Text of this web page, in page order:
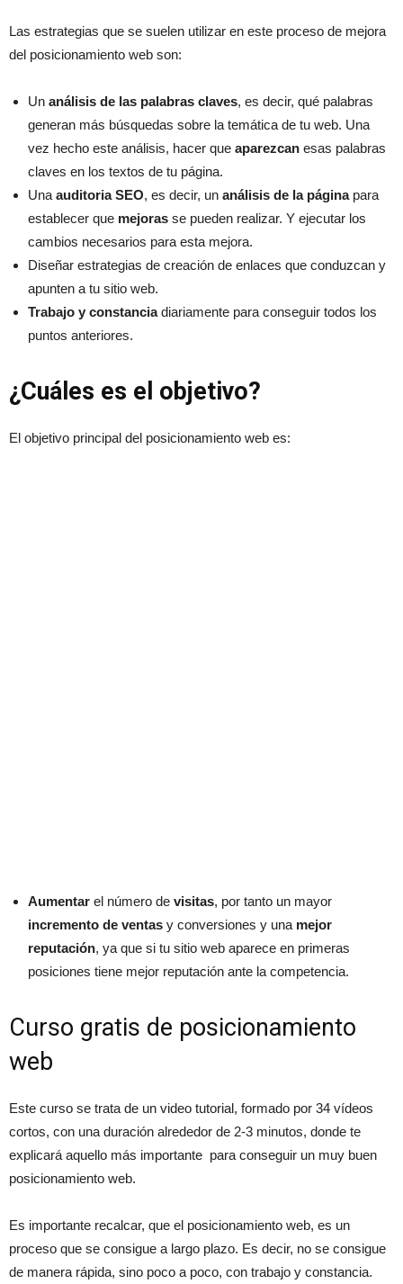
Las estrategias que se suelen utilizar en este proceso de mejora
del posicionamiento web son:
Un análisis de las palabras claves, es decir, qué palabras
generan más búsquedas sobre la temática de tu web. Una
vez hecho este análisis, hacer que aparezcan esas palabras
claves en los textos de tu página.
Una auditoria SEO, es decir, un análisis de la páginapara
establecer que mejoras se pueden realizar. Y ejecutar los
cambios necesarios para esta mejora.
Diseñar estrategias de creación de enlaces que conduzcan y
apunten a tu sitio web.
Trabajo y constanciadiariamente para conseguir todos los
puntos anteriores.
¿Cuáles es el objetivo?
El objetivo principal del posicionamiento web es:
Aumentar el número de visitas, por tanto un mayor
incremento de ventas y conversiones y una mejor
reputación, ya que si tu sitio web aparece en primeras
posiciones tiene mejor reputación ante la competencia.
Curso gratis de posicionamiento
web
Este curso se trata de un video tutorial, formado por 34 vídeos
cortos, con una duración alrededor de 2-3 minutos, donde te
explicará aquello más importante para conseguir un muy buen
posicionamiento web.
Es importante recalcar, que el posicionamiento web, es un
proceso que se consigue a largo plazo. Es decir, no se consigue
de manera rápida, sino poco a poco, con trabajo y constancia.